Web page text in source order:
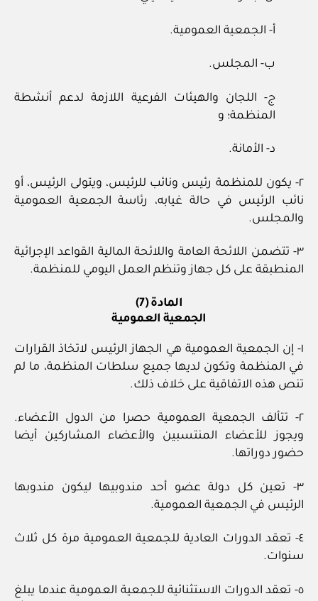
أ- الجمعية العمومية.
ب- المجلس.
ج- اللجان والهيئات الفرعية اللازمة لدعم أنشطة
المنظمة؛ و
د- الأمانة.
٢- يكون للمنظمة رئيس ونائب للرئيس، ويتولى الرئيس، أو
نائب الرئيس في حالة غيابه، رئاسة الجمعية العمومية
والمجلس.
٣- تتضمن اللائحة العامة واللائحة المالية القواعد الإجرائية
المنطبقة على كل جهاز وتنظم العمل اليومي للمنظمة.
المادة (7)
الجمعية العمومية
١- إن الجمعية العمومية هي الجهاز الرئيس لاتخاذ القرارات
في المنظمة وتكون لديها جميع سلطات المنظمة، ما لم
تنص هذه الاتفاقية على خلاف ذلك.
٢- تتألف الجمعية العمومية حصرا من الدول الأعضاء.
ويجوز للأعضاء المنتسبين والأعضاء المشاركين أيضا
حضور دوراتها.
٣- تعين كل دولة عضو أحد مندوبيها ليكون مندوبها
الرئيس في الجمعية العمومية.
٤- تعقد الدورات العادية للجمعية العمومية مرة كل ثلاث
سنوات.
٥- تعقد الدورات الاستثنائية للجمعية العمومية عندما يبلغ